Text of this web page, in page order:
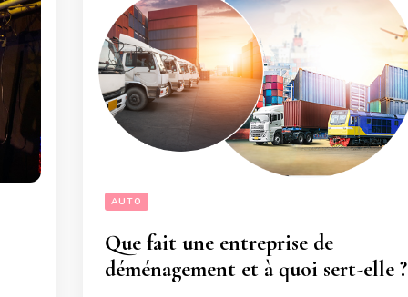
AUTO
Que fait une entreprise de
déménagement et à quoi sert-elle ?